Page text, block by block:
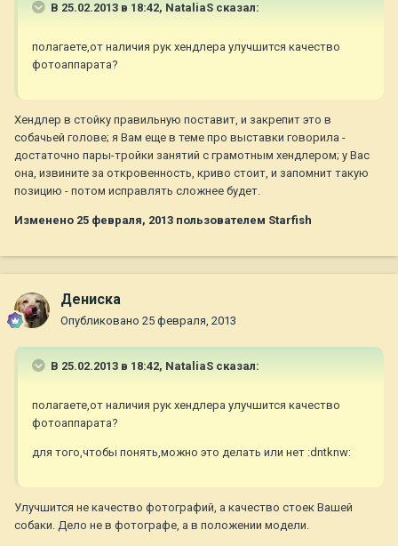
В 25.02.2013 в 18:42, NataliaS сказал:
полагаете,от наличия рук хендлера улучшится качество
фотоаппарата?
Хендлер в стойку правильную поставит, и закрепит это в
собачьей голове; я Вам еще в теме про выставки говорила -
достаточно пары-тройки занятий с грамотным хендлером; у Вас
она, извините за откровенность, криво стоит, и запомнит такую
позицию - потом исправлять сложнее будет.
Изменено 25 февраля, 2013 пользователем Starfish
Дениска
Опубликовано 25 февраля, 2013
В 25.02.2013 в 18:42, NataliaS сказал:
полагаете,от наличия рук хендлера улучшится качество
фотоаппарата?
для того,чтобы понять,можно это делать или нет :dntknw:
Улучшится не качество фотографий, а качество стоек Вашей
собаки. Дело не в фотографе, а в положении модели.